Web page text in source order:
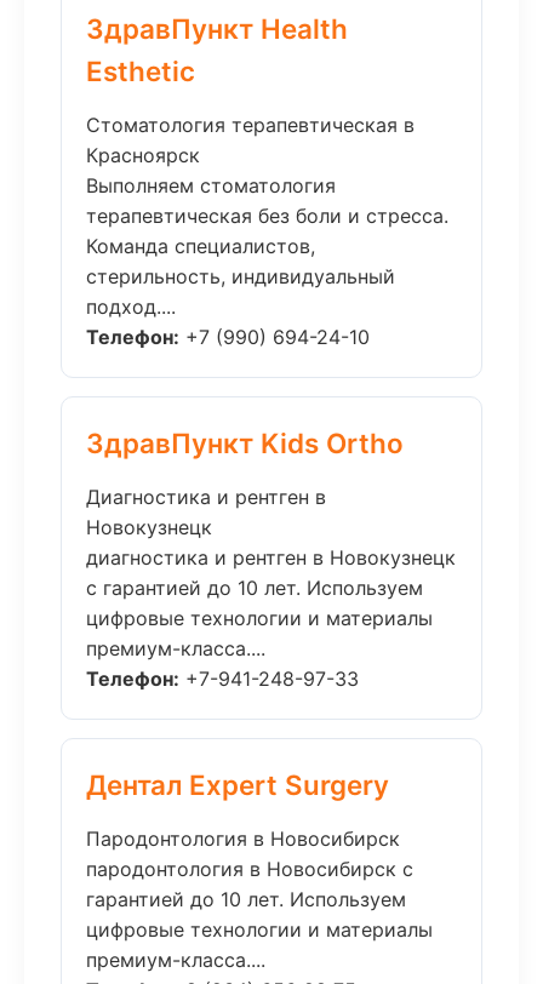
ЗдравПункт Health
Esthetic
Стоматология терапевтическая в
Красноярск
Выполняем стоматология
терапевтическая без боли и стресса.
Команда специалистов,
стерильность, индивидуальный
подход....
Телефон: +7 (990) 694-24-10
ЗдравПункт Kids Ortho
Диагностика и рентген в
Новокузнецк
диагностика и рентген в Новокузнецк
с гарантией до 10 лет. Используем
цифровые технологии и материалы
премиум-класса....
Телефон: +7-941-248-97-33
Дентал Expert Surgery
Пародонтология в Новосибирск
пародонтология в Новосибирск с
гарантией до 10 лет. Используем
цифровые технологии и материалы
премиум-класса....